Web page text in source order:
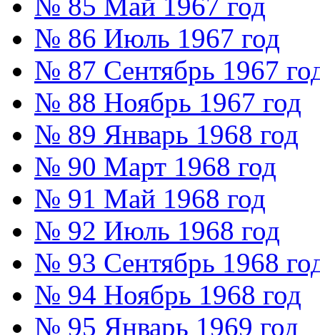
№ 86 Июль 1967 год
№ 87 Сентябрь 1967
№ 88 Ноябрь 1967 год
№ 89 Январь 1968 год
№ 90 Март 1968 год
№ 91 Май 1968 год
№ 92 Июль 1968 год
№ 93 Сентябрь 1968
№ 94 Ноябрь 1968 год
№ 95 Январь 1969 год